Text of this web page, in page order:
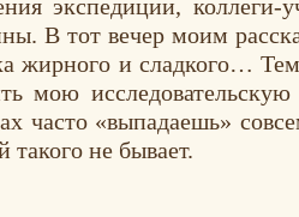
экспедиции, коллеги-
В тот вечер моим
жирного и сладкого…
мою исследовательскую
часто «выпадаешь»
не бывает.